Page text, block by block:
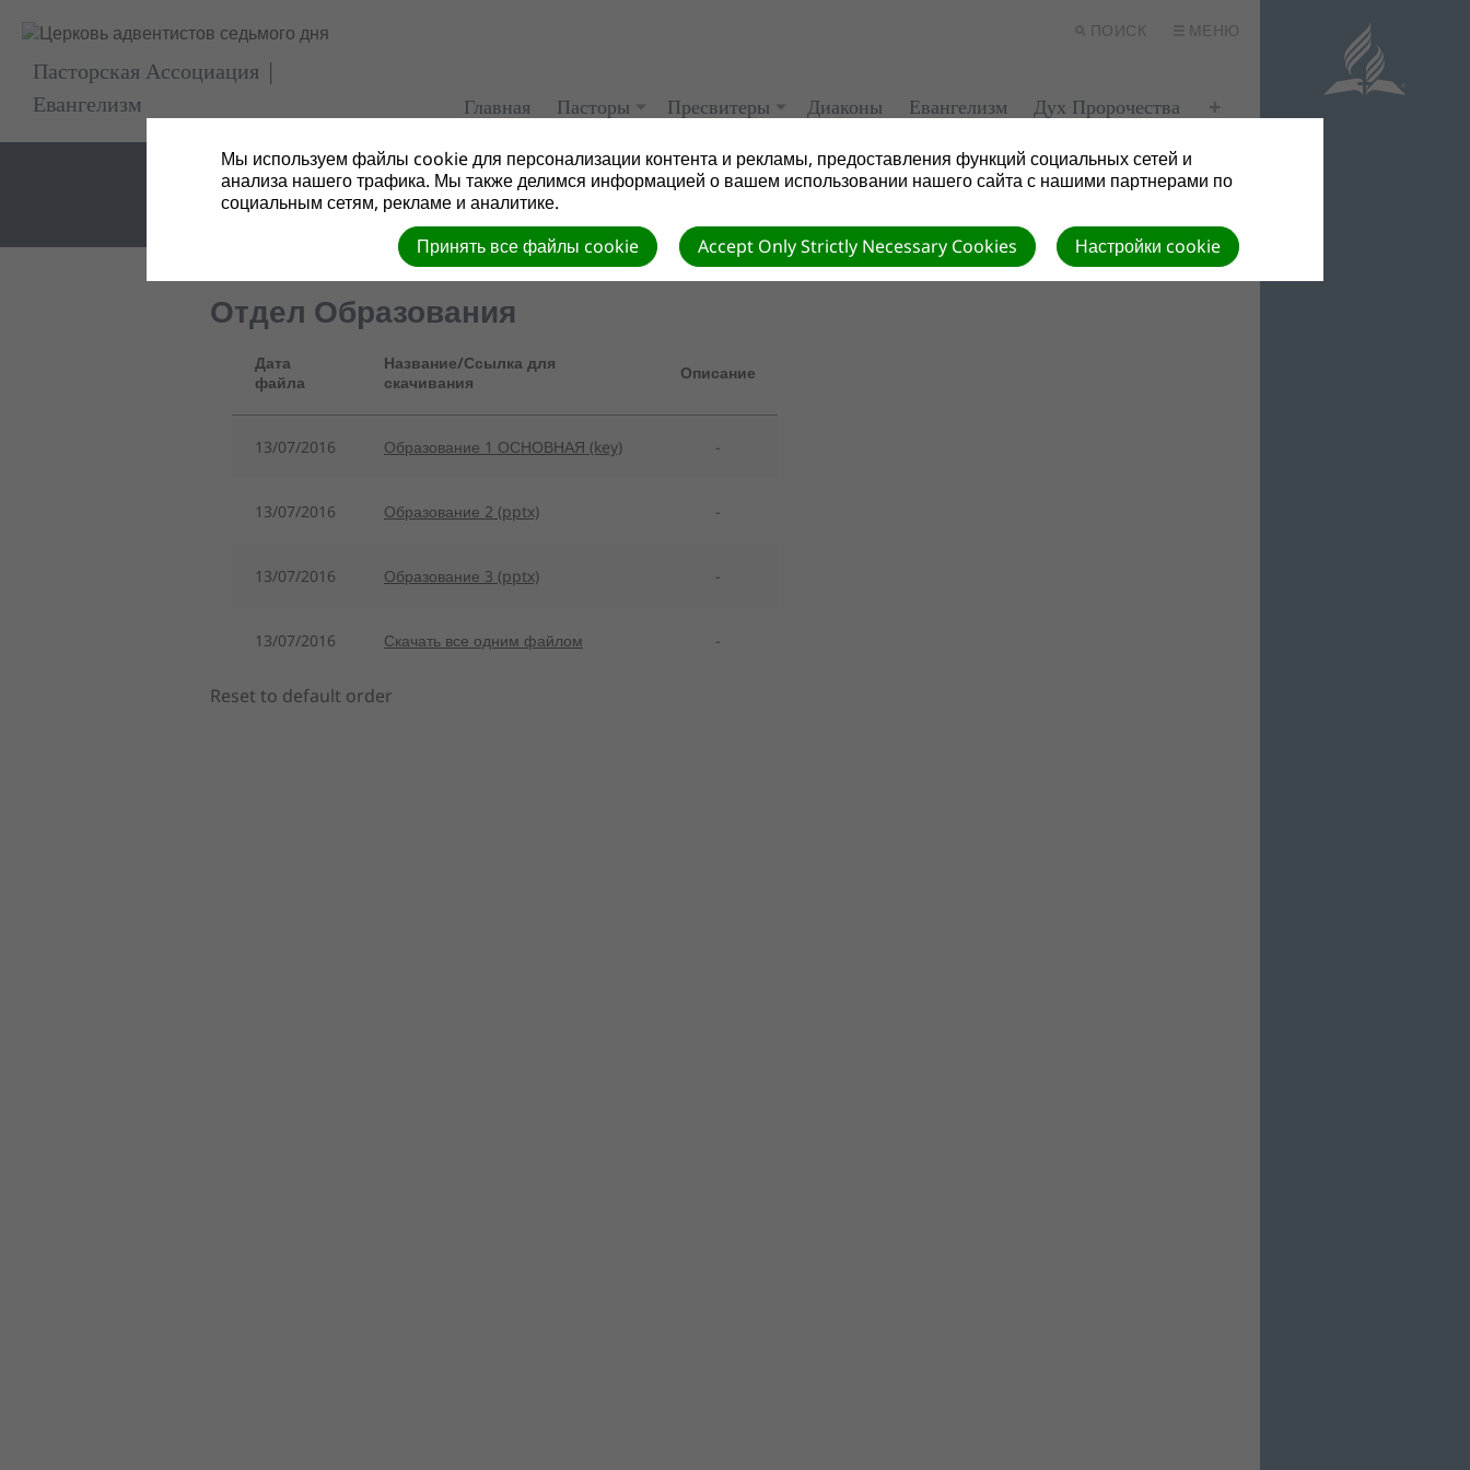
ПОИСК МЕНЮ
Пасторская Ассоциация |
Евангелизм
Главная Пасторы Пресвитеры Диаконы Евангелизм Дух Пророчества
Отдел Образования
Дата
файла
Название/Ссылка для
скачивания
Описание
13/07/2016 Образование 1 ОСНОВНАЯ (key) -
13/07/2016 Образование 2 (pptx) -
13/07/2016 Образование 3 (pptx) -
13/07/2016 Скачать все одним файлом -
Reset to default order
Мы используем файлы cookie для персонализации контента и рекламы, предоставления функций социальных сетей и
анализа нашего трафика. Мы также делимся информацией о вашем использовании нашего сайта с нашими партнерами по
социальным сетям, рекламе и аналитике.
Настройки cookie
Accept Only Strictly Necessary Cookies
Принять все файлы cookie